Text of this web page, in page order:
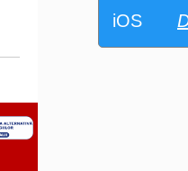
iOS